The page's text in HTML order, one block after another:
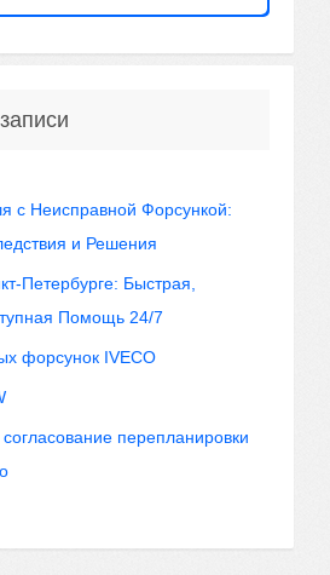
с Неисправной Форсункой:
и Решения
Петербурге: Быстрая,
Помощь 24/7
форсунок IVECO
перепланировки